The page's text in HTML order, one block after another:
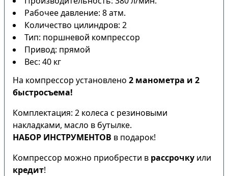
Рабочее давление: 8 атм.
Количество цилиндров: 2
Тип: поршневой компрессор
Привод: прямой
Вес: 40 кг
На компрессор установлено 2 манометра и 2
быстросъема!
Комплектация: 2 колеса с резиновыми
накладками, масло в бутылке.
НАБОР ИНСТРУМЕНТОВ в подарок!
Компрессор можно приобрести в рассрочку или
кредит!